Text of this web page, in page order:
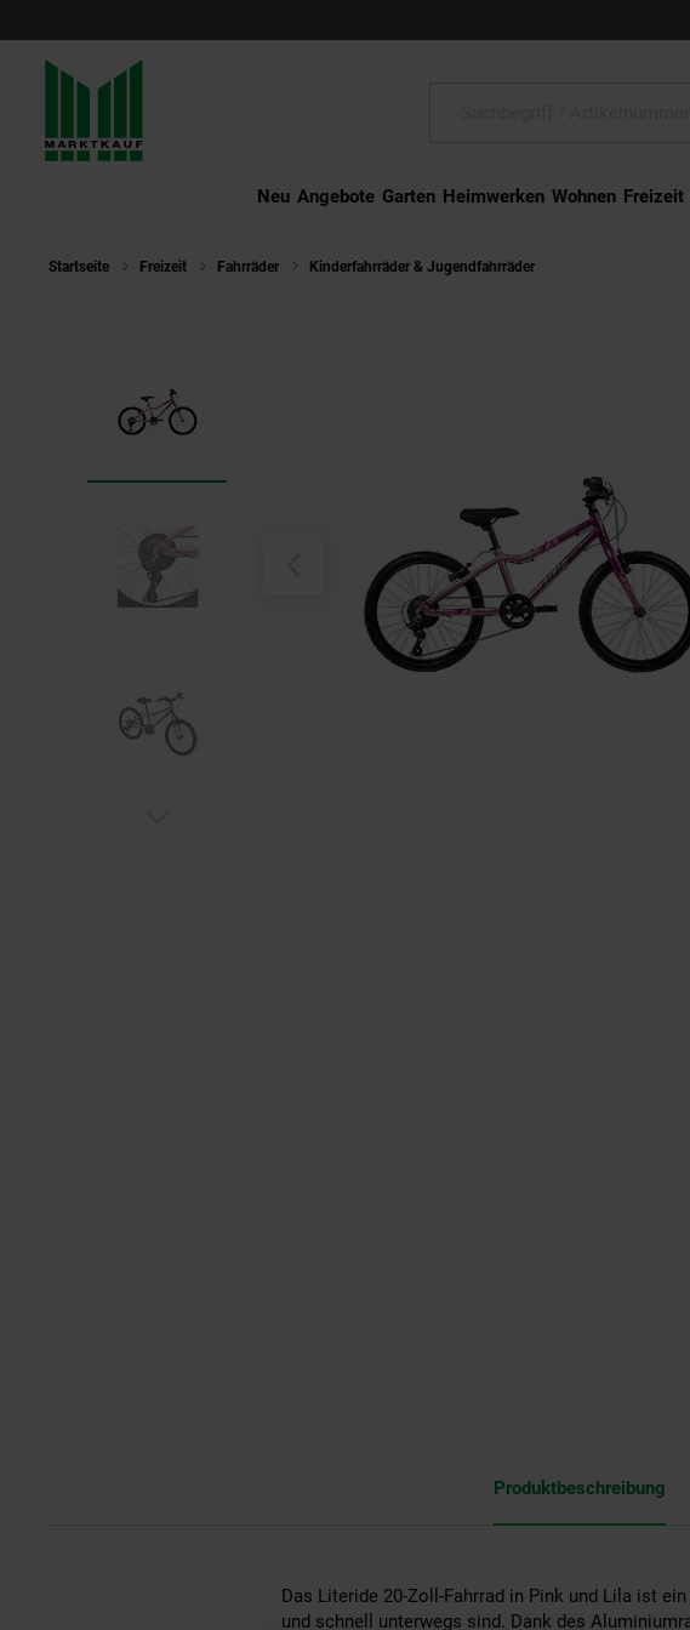
Neu Angebote Garten Heimwerken Wohnen Freizeit
Startseite Freizeit Fahrräder Kinderfahrräder & Jugendfahrräder
Produktbeschreibung
Das Literide 20-Zoll-Fahrrad in Pink und Lila ist
und schnell unterwegs sind. Dank des